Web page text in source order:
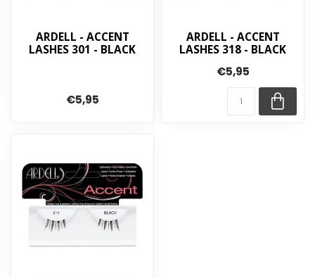
ARDELL - ACCENT
LASHES 301 - BLACK
€5,95
ARDELL - ACCENT
LASHES 318 - BLACK
€5,95